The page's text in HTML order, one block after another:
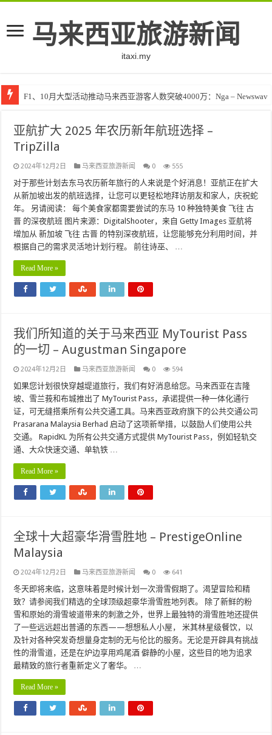
马来西亚旅游新闻
itaxi.my
F1、10月大型活动推动马来西亚游客人数突破4000万：Nga – Newswav
亚航扩大 2025 年农历新年航班选择 –
TripZilla
2024年12月2日 马来西亚旅游新闻 0 555
对于那些计划去东马农历新年旅行的人来说是个好消息！亚航正在扩大
从新加坡出发的航班选择，让您可以更轻松地拜访朋友和家人，庆祝蛇
年。 另请阅读： 每个美食家都需要尝试的东马 10 种独特美食 飞往 古
晋 的深夜航班 图片来源：DigitalShooter，来自 Getty Images 亚航将
增加从 新加坡 飞往 古晋 的特别深夜航班，让您能够充分利用时间，并
根据自己的需求灵活地计划行程。 前往诗巫、 …
Read More »
我们所知道的关于马来西亚 MyTourist Pass
的一切 – Augustman Singapore
2024年12月2日 马来西亚旅游新闻 0 594
如果您计划很快穿越堤道旅行，我们有好消息给您。马来西亚在吉隆
坡、雪兰莪和布城推出了 MyTourist Pass，承诺提供一种一体化通行
证，可无缝搭乘所有公共交通工具。马来西亚政府旗下的公共交通公司
Prasarana Malaysia Berhad 启动了这项新举措，以鼓励人们使用公共
交通。 RapidKL 为所有公共交通方式提供 MyTourist Pass，例如轻轨交
通、大众快速交通、单轨铁 …
Read More »
全球十大超豪华滑雪胜地 – PrestigeOnline
Malaysia
2024年12月2日 马来西亚旅游新闻 0 641
冬天即将来临，这意味着是时候计划一次滑雪假期了。渴望冒险和精
致？请参阅我们精选的全球顶级超豪华滑雪胜地列表。 除了新鲜的粉
雪和原始的滑雪坡道带来的刺激之外，世界上最独特的滑雪胜地还提供
了一些远远超出普通的东西——想想私人小屋， 米其林星级餐饮，以
及针对各种突发奇想量身定制的无与伦比的服务。无论是开辟具有挑战
性的滑雪道，还是在炉边享用鸡尾酒 僻静的小屋，这些目的地为追求
最精致的旅行者重新定义了奢华。 …
Read More »